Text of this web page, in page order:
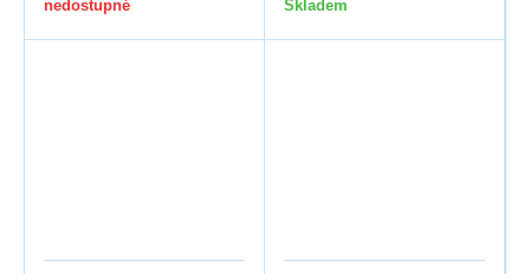
nedostupné Skladem